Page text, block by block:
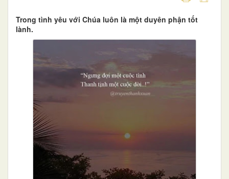
Trong tình yêu với Chúa luôn là một duyên phận tốt
lành.